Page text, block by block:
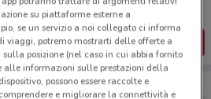
SCARICA L’APP
su piattaforme esterne a
se un servizio a noi collegato ci informa
viaggi, potremo mostrarti delle offerte a
posizione (nel caso in cui abbia fornito
alle informazioni sulle prestazioni della
possono essere raccolte e
e migliorare la connettività e